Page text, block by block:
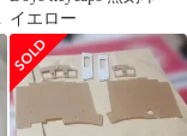
イエロー